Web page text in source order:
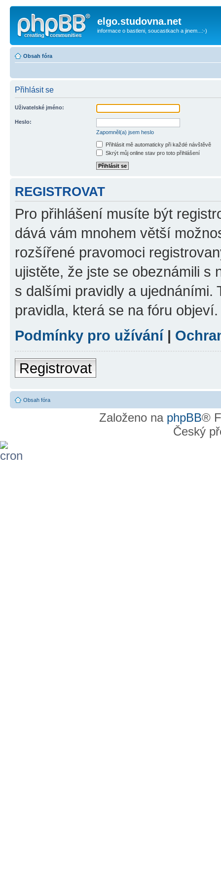
elgo.studovna.net
informace o bastleni, soucastkach a jinem...:-)
Obsah fóra
Přihlásit se
Uživatelské jméno:
Heslo:
Zapomněl(a) jsem heslo
Přihlásit mě automaticky při každé návštěvě
Skrýt můj online stav pro toto přihlášení
REGISTROVAT
Pro přihlášení musíte být
dává vám mnohem větší
rozšířené pravomoci
ujistěte, že jste se obeznámili s
s dalšími pravidly a ujednáními.
pravidla, která se na fóru objeví.
Podmínky pro užívání |
Registrovat
Obsah fóra
Založeno na phpBB®
Český